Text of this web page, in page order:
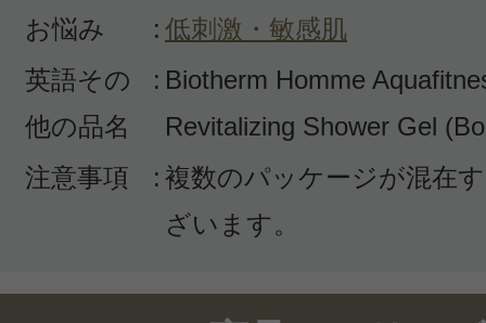
お悩み
: 低刺激・敏感肌
英語その
他の品名
: Biotherm Homme
Revitalizing Shower Gel
注意事項
: 複数のパッケージが混在
ざいます。